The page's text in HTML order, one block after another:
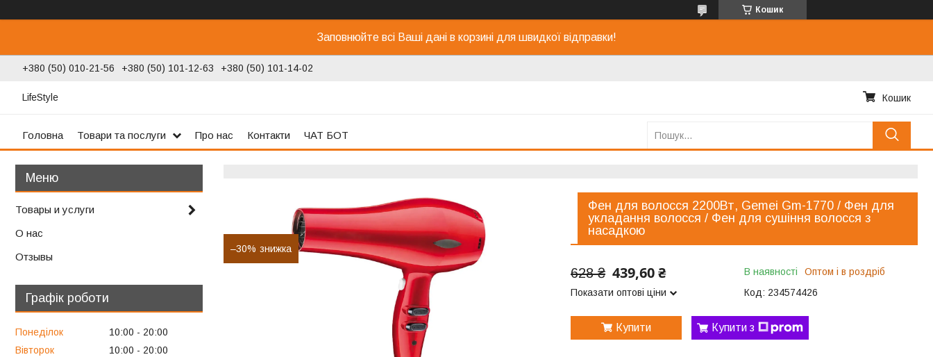
Кошик
Заповнюйте всі Ваші дані в корзині для швидкої відправки!
+380 (50) 010-21-56 +380 (50) 101-12-63 +380 (50) 101-14-02
LifeStyle Кошик
Головна Товари та послуги Про нас Контакти ЧАТ БОТ
–30%
Фен для волосся 2200Вт, Gemei Gm-1770 / Фен для
укладання волосся / Фен для сушіння волосся з
насадкою
628 ₴ 439,60 ₴
Показати оптові ціни
В наявності
Оптом і в роздріб
Код: 234574426
Купити Купити з
Товары и услуги
О нас
Отзывы
Графік роботи
Понеділок 10:00
20:00
Вівторок
10:00
20:00